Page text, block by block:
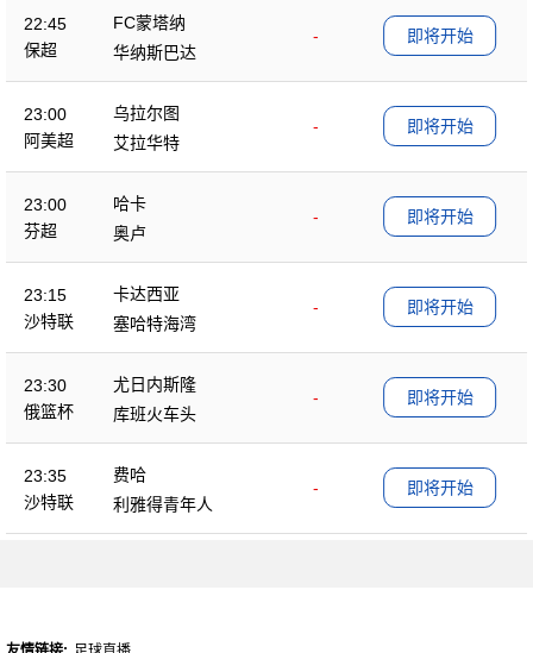
22:45
保超
FC蒙塔纳
-
华纳斯巴达
即将开始
23:00
阿美超
乌拉尔图
-
艾拉华特
即将开始
23:00
芬超
哈卡
-
奥卢
即将开始
23:15
沙特联
卡达西亚
-
塞哈特海湾
即将开始
23:30
俄篮杯
尤日内斯隆
-
库班火车头
即将开始
23:35
沙特联
费哈
-
利雅得青年人
即将开始